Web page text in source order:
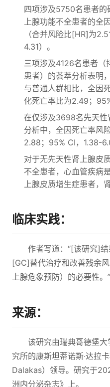
四项涉及5750名患者的
上腺功能不全患者的全
（合并风险比[HR]为
4.31）。
三项涉及4126名患者（
患者）的荟萃分析表明
与普通人群相比，全因
化死亡率比为2.49；
在仅涉及3698名先天性
分析中，全因死亡率风
2.88；95% CI，1.38-
对于无先天性肾上腺皮
不全患者，心血管疾病
上腺皮质增生症患者，
临床实践：
作者写道：“[该研究]
[GC]替代治疗和改善残余
上腺危象预防）的必要性。”
来源：
该研究由瑞典哥德堡
究所的康斯坦蒂诺斯·达拉
Dalakas）领导。研究于
洲内分泌杂志》上。